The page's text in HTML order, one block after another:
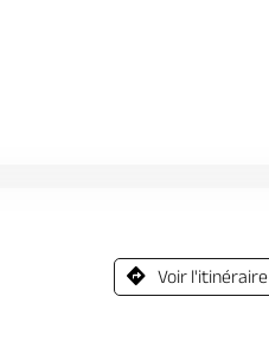
Voir l'itinéraire